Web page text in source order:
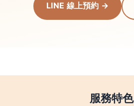
LINE 線上預約 →
服務特色